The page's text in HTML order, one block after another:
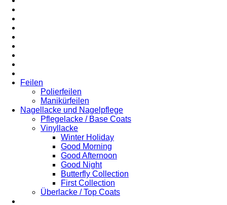
Feilen
Polierfeilen
Manikürfeilen
Nagellacke und Nagelpflege
Pflegelacke / Base Coats
Vinyllacke
Winter Holiday
Good Morning
Good Afternoon
Good Night
Butterfly Collection
First Collection
Überlacke / Top Coats